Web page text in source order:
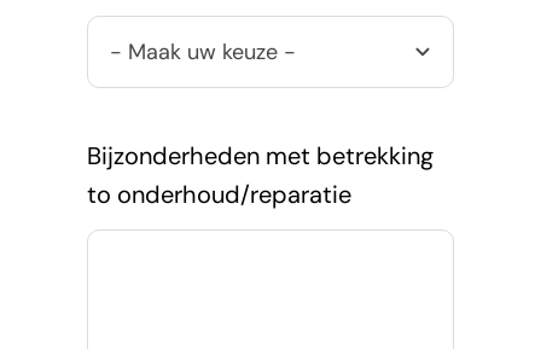
Bijzonderheden met betrekking
to onderhoud/reparatie